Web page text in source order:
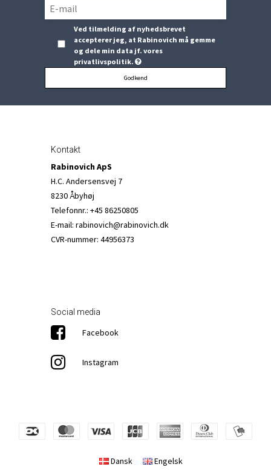
Ved tilmelding af nyhedsbrevet
accepterer jeg, at Rabinovich må gemme
og dele min data jf. vores
privatlivspolitik.
Godkend
Kontakt
Rabinovich ApS
H.C. Andersensvej 7
8230 Åbyhøj
Telefonnr.: +45 86250805
E-mail: rabinovich@rabinovich.dk
CVR-nummer: 44956373
Social media
Facebook
Instagram
Dansk Engelsk